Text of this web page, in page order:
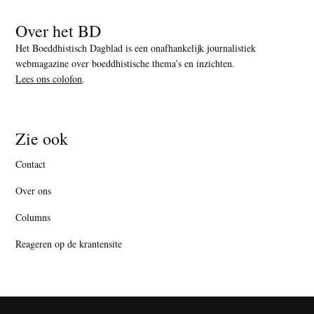
Over het BD
Het Boeddhistisch Dagblad is een onafhankelijk journalistiek
webmagazine over boeddhistische thema’s en inzichten.
Lees ons colofon.
Zie ook
Contact
Over ons
Columns
Reageren op de krantensite